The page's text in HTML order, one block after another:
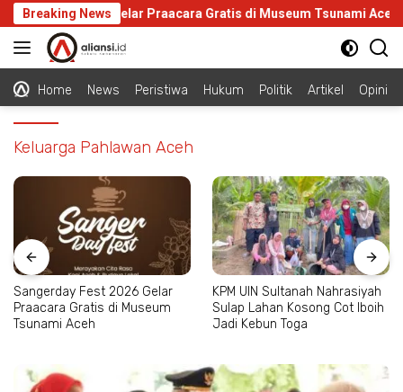
Langsung
ke
konten
Breaking News
Fest 2026 Gelar Praacara Gratis di Museum Tsunami Aceh
Home News Peristiwa Hukum Politik Artikel Opini
Keluarga Pahlawan Aceh
Sangerday Fest 2026 Gelar
Praacara Gratis di Museum
Tsunami Aceh
KPM UIN Sultanah Nahrasiyah
Sulap Lahan Kosong Cot Iboih
Jadi Kebun Toga